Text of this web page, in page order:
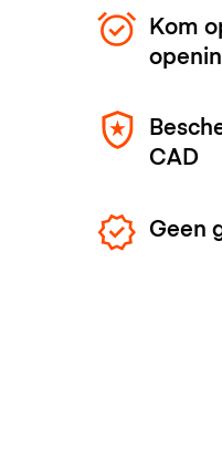
Kom
CAD
Geen